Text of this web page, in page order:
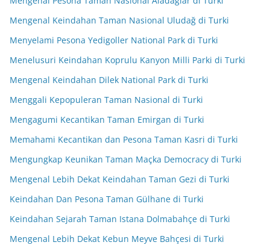
Mengenal Keindahan Taman Nasional Uludağ di Turki
Menyelami Pesona Yedigoller National Park di Turki
Menelusuri Keindahan Koprulu Kanyon Milli Parki di Turki
Mengenal Keindahan Dilek National Park di Turki
Menggali Kepopuleran Taman Nasional di Turki
Mengagumi Kecantikan Taman Emirgan di Turki
Memahami Kecantikan dan Pesona Taman Kasri di Turki
Mengungkap Keunikan Taman Maçka Democracy di Turki
Mengenal Lebih Dekat Keindahan Taman Gezi di Turki
Keindahan Dan Pesona Taman Gülhane di Turki
Keindahan Sejarah Taman Istana Dolmabahçe di Turki
Mengenal Lebih Dekat Kebun Meyve Bahçesi di Turki